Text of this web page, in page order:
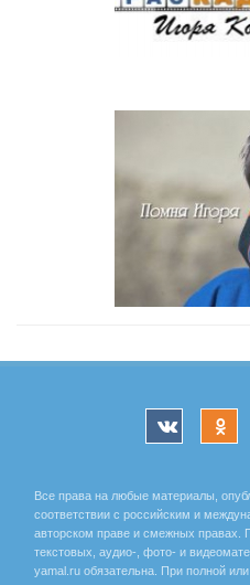
Все права на любые материалы,
соответствии с российским и
авторском праве и смежных правах.
текстовых, аудио-, фото- и
yamal.ru обязательна. При полной